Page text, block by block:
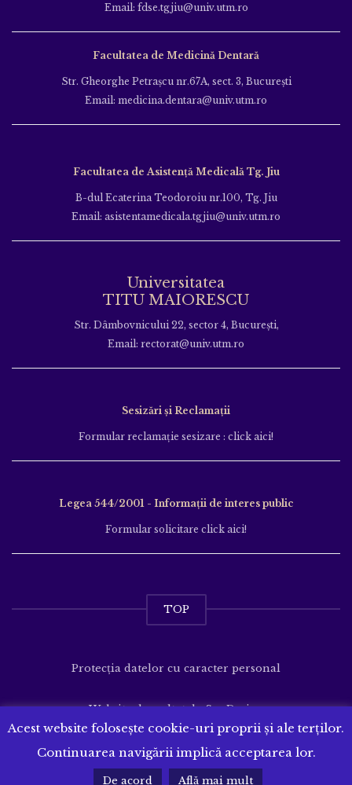
Email: fdse.tgjiu@univ.utm.ro
Facultatea de Medicină Dentară
Str. Gheorghe Petraşcu nr.67A, sect. 3, Bucureşti
Email: medicina.dentara@univ.utm.ro
Facultatea de Asistență Medicală Tg. Jiu
B-dul Ecaterina Teodoroiu nr.100, Tg. Jiu
Email: asistentamedicala.tgjiu@univ.utm.ro
Universitatea
TITU MAIORESCU
Str. Dâmbovnicului 22, sector 4, București,
Email: rectorat@univ.utm.ro
Sesizări și Reclamații
Formular reclamație sesizare : click aici!
Legea 544/2001 - Informații de interes public
Formular solicitare click aici!
TOP
Protecția datelor cu caracter personal
Website dezvoltat deSenDesign
Acest website folosește cookie-uri proprii și ale terților.
Continuarea navigării implică acceptarea lor.
De acord Află mai mult